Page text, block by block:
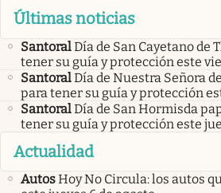
Últimas noticias
SantoralDía de San Cayetano de
tener su guía y protección este
SantoralDía de Nuestra Señora
para tener su guía y protección
SantoralDía de San Hormisda
tener su guía y protección este
Actualidad
AutosHoy No Circula: los autos